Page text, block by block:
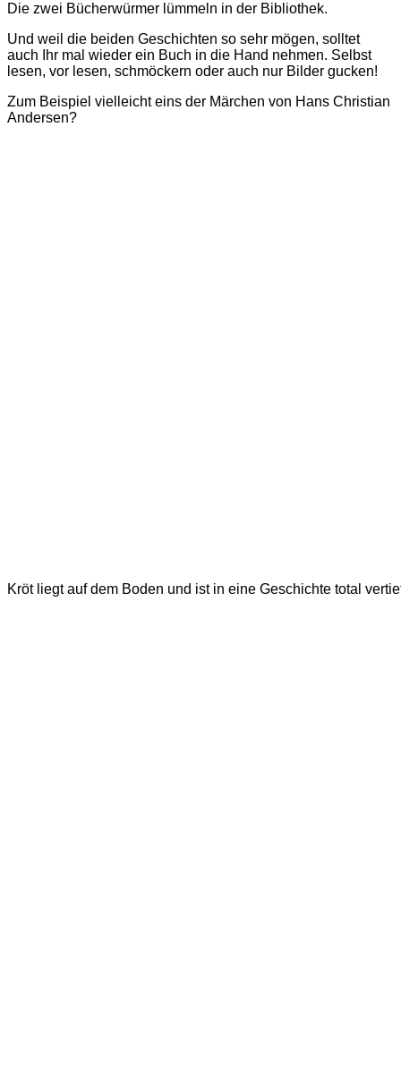
Die zwei Bücherwürmer lümmeln in der Bibliothek.
Und weil die beiden Geschichten so sehr mögen, solltet
auch Ihr mal wieder ein Buch in die Hand nehmen. Selbst
lesen, vor lesen, schmöckern oder auch nur Bilder gucken!
Zum Beispiel vielleicht eins der Märchen von Hans Christian
Andersen?
Kröt liegt auf dem Boden und ist in eine Geschichte total